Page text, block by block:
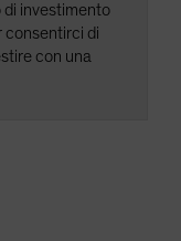
di investimento
consentirci di
con una